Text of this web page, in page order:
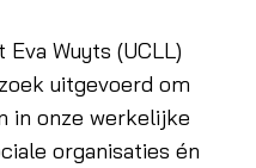
Wuyts (UCLL)
uitgevoerd om
in onze werkelijke
organisaties én